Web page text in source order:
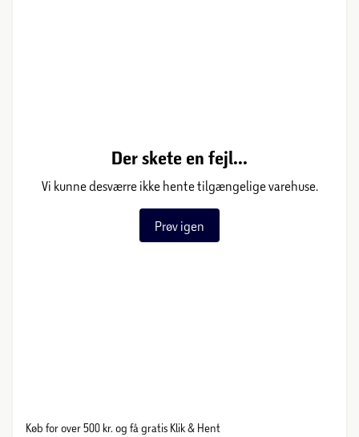
Der skete en fejl...
Vi kunne desværre ikke hente tilgængelige varehuse.
Prøv igen
Køb for over 500 kr. og få gratis Klik & Hent